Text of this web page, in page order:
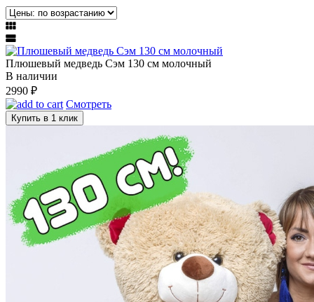
Плюшевый медведь Сэм 130 см молочный
В наличии
2990 ₽
Смотреть
Купить в 1 клик